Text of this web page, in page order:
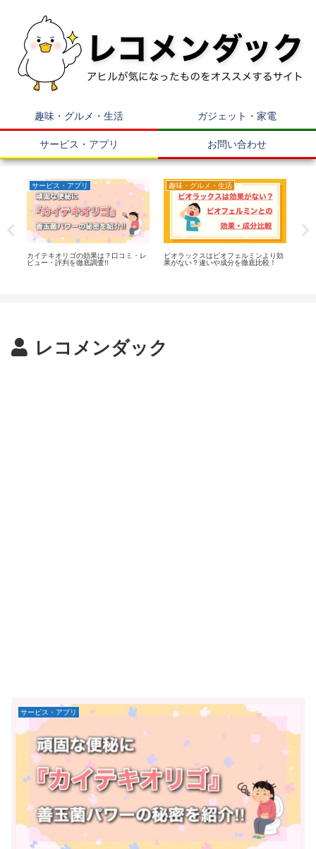
趣味・グルメ・生活 ガジェット・家電
サービス・アプリ お問い合わせ
サービス・アプリ
カイテキオリゴの効果は？口コミ・レ
ビュー・評判を徹底調査!!
趣味・グルメ・生活
ビオラックスはビオフェルミンより効
果がない？違いや成分を徹底比較！
レコメンダック
サービス・アプリ